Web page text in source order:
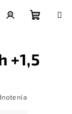
košík
+1,5